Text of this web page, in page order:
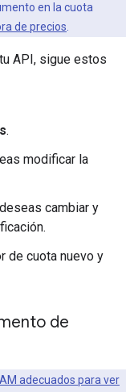
en la cuota
de precios
API, sigue estos
.
modificar la
cambiar y
de cuota nuevo y
de
adecuados para ver